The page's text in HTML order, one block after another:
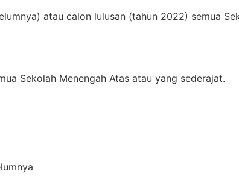
atau calon lulusan (tahun 2022) semua
Sekolah Menengah Atas atau yang sederajat.